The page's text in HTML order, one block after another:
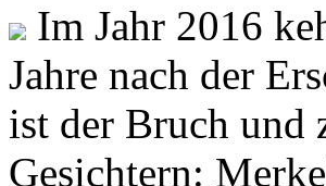
Im Jahr 2016
Jahre nach der
ist der Bruch und
Gesichtern: